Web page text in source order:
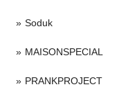
Soduk
MAISONSPECIAL
PRANKPROJECT